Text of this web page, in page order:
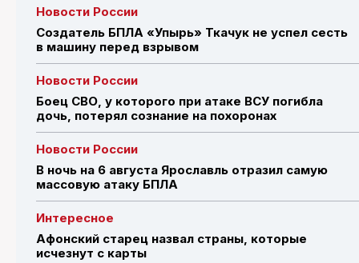
Новости России
Создатель БПЛА «Упырь» Ткачук не успел сесть
в машину перед взрывом
Новости России
Боец СВО, у которого при атаке ВСУ погибла
дочь, потерял сознание на похоронах
Новости России
В ночь на 6 августа Ярославль отразил самую
массовую атаку БПЛА
Интересное
Афонский старец назвал страны, которые
исчезнут с карты